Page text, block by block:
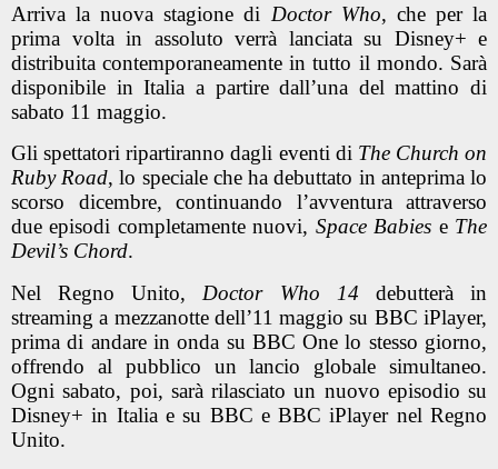
Arriva la nuova stagione di Doctor Who, che per la
prima volta in assoluto verrà lanciata su Disney+ e
distribuita contemporaneamente in tutto il mondo. Sarà
disponibile in Italia a partire dall’una del mattino di
sabato 11 maggio.
Gli spettatori ripartiranno dagli eventi di The Church on
Ruby Road, lo speciale che ha debuttato in anteprima lo
scorso dicembre, continuando l’avventura attraverso
due episodi completamente nuovi, Space Babies e The
Devil’s Chord.
Nel Regno Unito,Doctor Who 14 debutterà in
streaming a mezzanotte dell’11 maggio su BBC iPlayer,
prima di andare in onda su BBC One lo stesso giorno,
offrendo al pubblico un lancio globale simultaneo.
Ogni sabato, poi, sarà rilasciato un nuovo episodio su
Disney+ in Italia e su BBC e BBC iPlayer nel Regno
Unito.